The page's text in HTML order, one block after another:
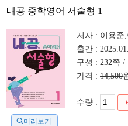
내공 중학영어 서술형 1
미리보기
저자 : 이용준
출간 :
구성 : 232쪽 /
가격 : 14,500
수량 :